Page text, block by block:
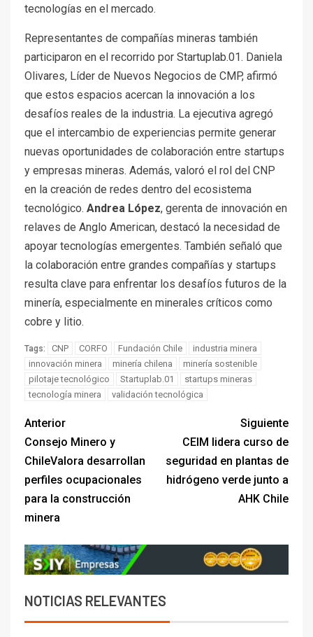
tecnologías en el mercado.
Representantes de compañías mineras también
participaron en el recorrido por Startuplab.01. Daniela
Olivares, Líder de Nuevos Negocios de CMP, afirmó
que estos espacios acercan la innovación a los
desafíos reales de la industria. La ejecutiva agregó
que el intercambio de experiencias permite generar
nuevas oportunidades de colaboración entre startups
y empresas mineras. Además, valoró el rol del CNP
en la creación de redes dentro del ecosistema
tecnológico. Andrea López, gerenta de innovación en
relaves de Anglo American, destacó la necesidad de
apoyar tecnologías emergentes. También señaló que
la colaboración entre grandes compañías y startups
resulta clave para enfrentar los desafíos futuros de la
minería, especialmente en minerales críticos como
cobre y litio.
Tags: CNP CORFO Fundación Chile
industria minera
innovación minera
minería chilena
minería sostenible
pilotaje tecnológico
Startuplab.01
startups mineras
tecnología minera
validación tecnológica
Anterior
Consejo Minero y
ChileValora desarrollan
perfiles ocupacionales
para la construcción
minera
Siguiente
CEIM lidera curso de
seguridad en plantas de
hidrógeno verde junto a
AHK Chile
NOTICIAS RELEVANTES